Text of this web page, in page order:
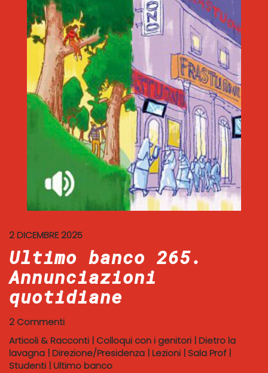
2 DICEMBRE 2025
Ultimo banco 265.
Annunciazioni
quotidiane
2 Commenti
Articoli & Racconti | Colloqui con i genitori | Dietro la
lavagna | Direzione/Presidenza | Lezioni | Sala Prof|
Studenti | Ultimo banco